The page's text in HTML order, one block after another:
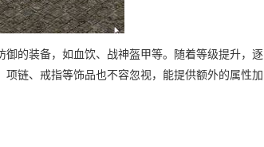
的装备，如血饮、战神盔甲等。随着等级提升，逐
链、戒指等饰品也不容忽视，能提供额外的属性加